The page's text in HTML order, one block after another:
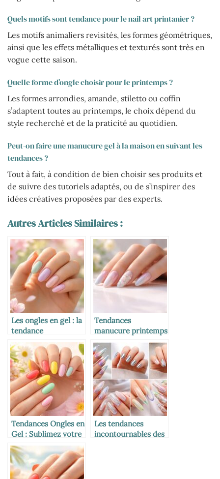
Quels motifs sont tendance pour le nail art printanier ?
Les motifs animaliers revisités, les formes géométriques,
ainsi que les effets métalliques et texturés sont très en
vogue cette saison.
Quelle forme d’ongle choisir pour le printemps ?
Les formes arrondies, amande, stiletto ou coffin
s’adaptent toutes au printemps, le choix dépend du
style recherché et de la praticité au quotidien.
Peut-on faire une manucure gel à la maison en suivant les
tendances ?
Tout à fait, à condition de bien choisir ses produits et
de suivre des tutoriels adaptés, ou de s’inspirer des
idées créatives proposées par des experts.
Autres Articles Similaires :
Les ongles en gel : la
tendance
incontournable du
printemps
Tendances
manucure printemps
2026 : les styles
incontournables
pour sublimer vos
ongles
Tendances Ongles en
Gel : Sublimez votre
Printemps avec des
Couleurs Éclatantes
Les tendances
incontournables des